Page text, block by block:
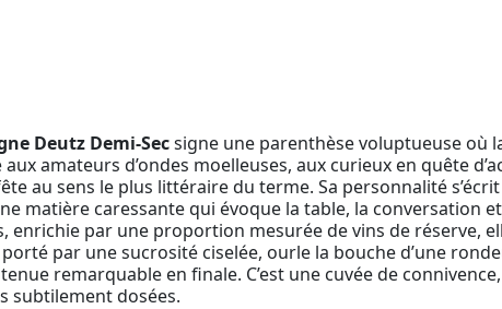
Deutz Demi-Secsigne une parenthèse voluptueuse où
amateurs d’ondes moelleuses, aux curieux en quête
au sens le plus littéraire du terme. Sa personnalité
matière caressante qui évoque la table, la conversation
enrichie par une proportion mesurée de vins de réserve,
par une sucrosité ciselée, ourle la bouche d’une
remarquable en finale. C’est une cuvée de
subtilement dosées.